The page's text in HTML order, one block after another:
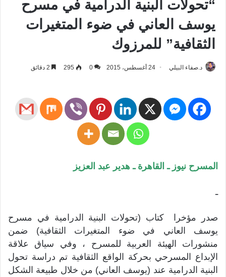
“تحولات البنية الدرامية في مسرح
يوسف العاني في ضوء المتغيرات
الثقافية” للمرزوك
د.صفاء البيلي 24 أغسطس، 2015 0
295
المسرح نيوز ـ القاهرة ـ هدير عبد العزيز
ـ
صدر مؤخرا كتاب (تحولات البنية الدرامية في مسرح
يوسف العاني في ضوء المتغيرات الثقافية) ضمن
منشورات الهيئة العربية للمسرح ، وفي سياق علاقة
الإبداع المسرحي بحركة الواقع الثقافية تم دراسة تحول
البنية الدرامية عند (يوسف العاني) من خلال طبيعة الشكل